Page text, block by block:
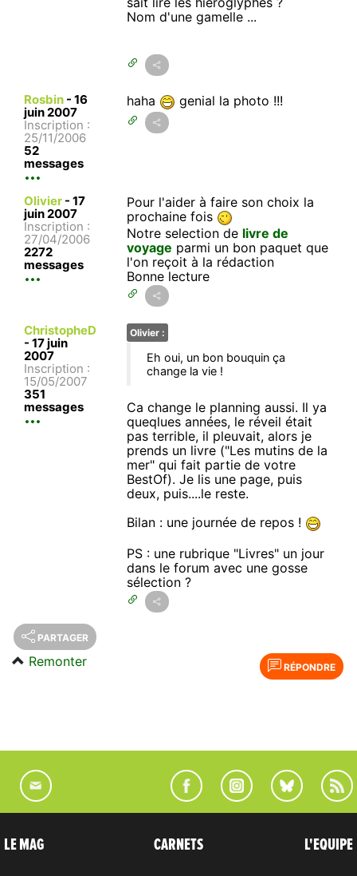
Nom d'une gamelle ...
Rosbin - 16
juin 2007
Inscription :
25/11/2006
52
messages
haha genial la photo !!!
Olivier - 17
juin 2007
Inscription :
27/04/2006
2272
messages
Pour l'aider à faire son choix la
prochaine fois
Notre selection de livre de
voyage parmi un bon paquet que
l'on reçoit à la rédaction
Bonne lecture
ChristopheD
- 17 juin
2007
Inscription :
15/05/2007
351
messages
Olivier :
Eh oui, un bon bouquin ça
change la vie !
Ca change le planning aussi. Il ya
queqlues années, le réveil était
pas terrible, il pleuvait, alors je
prends un livre ("Les mutins de la
mer" qui fait partie de votre
BestOf). Je lis une page, puis
deux, puis....le reste.
Bilan : une journée de repos !
PS : une rubrique "Livres" un jour
dans le forum avec une gosse
sélection ?
PARTAGER
RÉPONDRE
Remonter
LE MAG CARNETS L'EQUIPE